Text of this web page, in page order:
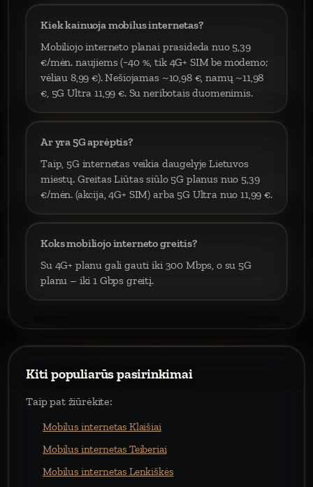
Kiek kainuoja mobilus internetas?
Mobiliojo interneto planai prasideda nuo 5,39
€/mėn. naujiems (−40 %, tik 4G+ SIM be modemo;
vėliau 8,99 €). Nešiojamas ~10,98 €, namų ~11,98
€, 5G Ultra 11,99 €. Su neribotais duomenimis.
Ar yra 5G aprėptis?
Taip, 5G internetas veikia daugelyje Lietuvos
miestų. Greitas Liūtas siūlo 5G planus nuo 5,39
€/mėn. (akcija, 4G+ SIM) arba 5G Ultra nuo 11,99 €.
Koks mobiliojo interneto greitis?
Su 4G+ planu gali gauti iki 300 Mbps, o su 5G
planu – iki 1 Gbps greitį.
Kiti populiarūs pasirinkimai
Taip pat žiūrėkite:
Mobilus internetas Klaišiai
Mobilus internetas Teiberiai
Mobilus internetas Lenkiškės